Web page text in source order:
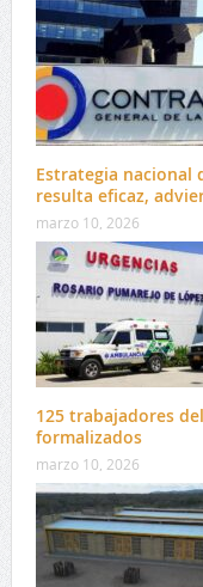
Estrategia nacional
resulta eficaz,
marzo 10, 2026
125 trabajadores
formalizados
marzo 10, 2026